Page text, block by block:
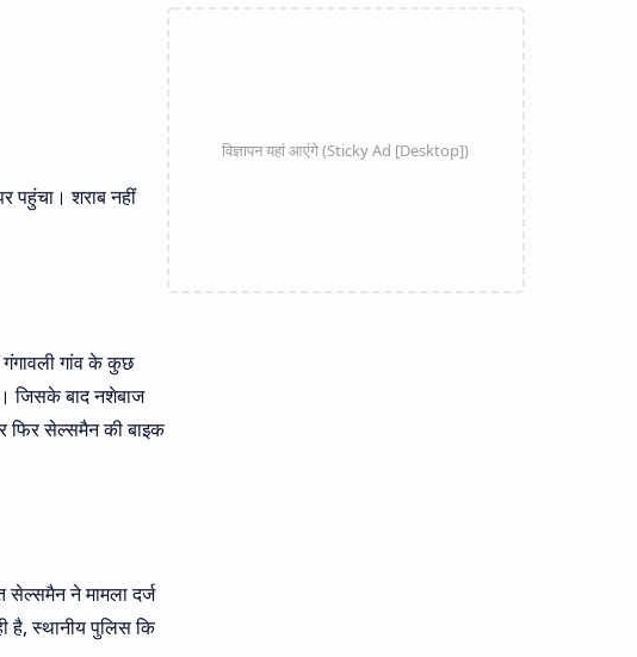
पहुंचा। शराब नहीं
गांव के कुछ
जिसके बाद नशेबाज
फिर सेल्समैन की बाइक
ने मामला दर्ज
है, स्थानीय पुलिस कि